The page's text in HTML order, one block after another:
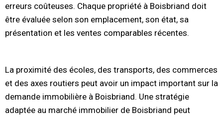
erreurs coûteuses. Chaque propriété à Boisbriand doit
être évaluée selon son emplacement, son état, sa
présentation et les ventes comparables récentes.
La proximité des écoles, des transports, des commerces
et des axes routiers peut avoir un impact important sur la
demande immobilière à Boisbriand. Une stratégie
adaptée au marché immobilier de Boisbriand peut